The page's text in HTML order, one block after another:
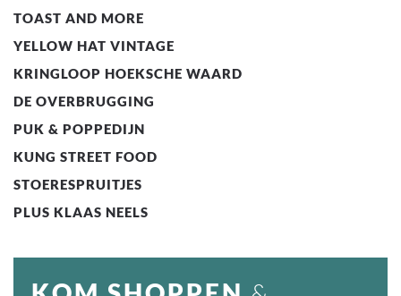
TOAST AND MORE
YELLOW HAT VINTAGE
KRINGLOOP HOEKSCHE WAARD
DE OVERBRUGGING
PUK & POPPEDIJN
KUNG STREET FOOD
STOERESPRUITJES
PLUS KLAAS NEELS